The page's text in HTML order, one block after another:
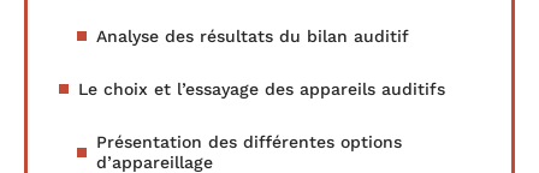
Analyse des résultats du bilan auditif
Le choix et l’essayage des appareils auditifs
Présentation des différentes options
d’appareillage